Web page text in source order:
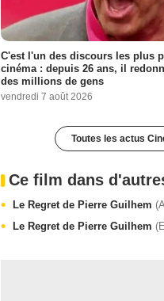
C'est l'un des discours les plus
cinéma : depuis 26 ans, il
des millions de gens
vendredi 7 août 2026
Toutes les actus
Ce film dans
Le Regret de Pierre Guilhem
Le Regret de Pierre Guilhem